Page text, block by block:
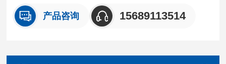
产品咨询 15689113514